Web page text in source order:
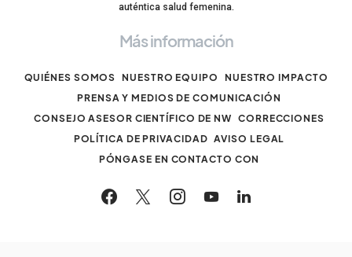
auténtica salud femenina.
Más información
QUIÉNES SOMOS NUESTRO EQUIPO
NUESTRO IMPACTO
PRENSA Y MEDIOS DE COMUNICACIÓN
CONSEJO ASESOR CIENTÍFICO DE NW
CORRECCIONES
POLÍTICA DE PRIVACIDAD AVISO LEGAL
PÓNGASE EN CONTACTO CON